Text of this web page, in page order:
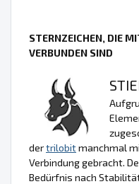
STERNZEICHEN, DIE
VERBUNDEN SIND
dertrilobitmanchmal
Verbindung gebracht.
Bedürfnis nach